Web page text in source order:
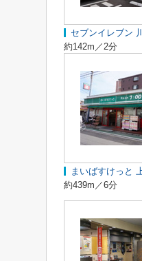
セブンイレブン
約142m／2分
まいばすけっと
約439m／6分